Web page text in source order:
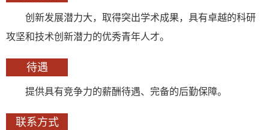
创新发展潜力大，取得突出学术成果，具有卓越的科研
攻坚和技术创新潜力的优秀青年人才。
待遇
提供具有竞争力的薪酬待遇、完备的后勤保障。
联系方式